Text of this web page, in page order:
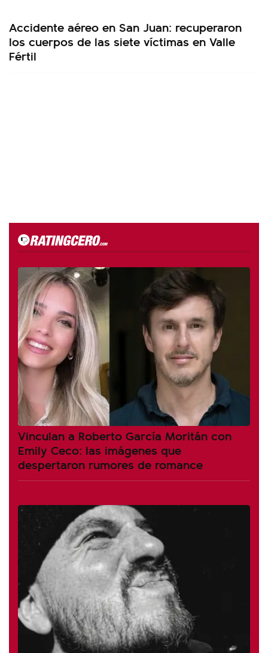
Accidente aéreo en San Juan: recuperaron
los cuerpos de las siete víctimas en Valle
Fértil
Vinculan a Roberto García Moritán con
Emily Ceco: las imágenes que
despertaron rumores de romance